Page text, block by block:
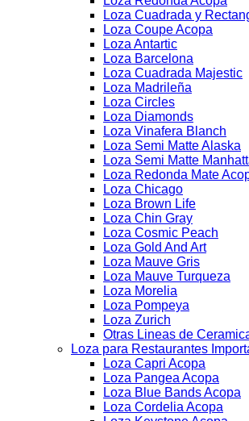
Loza Cuadrada y
Loza Coupe Acopa
Loza Antartic
Loza Barcelona
Loza Cuadrada Majestic
Loza Madrileña
Loza Circles
Loza Diamonds
Loza Vinafera Blanch
Loza Semi Matte Alaska
Loza Semi Matte
Loza Redonda Mate
Loza Chicago
Loza Brown Life
Loza Chin Gray
Loza Cosmic Peach
Loza Gold And Art
Loza Mauve Gris
Loza Mauve Turqueza
Loza Morelia
Loza Pompeya
Loza Zurich
Otras Lineas de
Loza para Restaurantes
Loza Capri Acopa
Loza Pangea Acopa
Loza Blue Bands Acopa
Loza Cordelia Acopa